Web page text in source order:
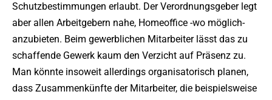
Schutzbestimmungen erlaubt. Der Verordnungsgeber legt
aber allen Arbeitgebern nahe, Homeoffice -wo möglich-
anzubieten. Beim gewerblichen Mitarbeiter lässt das zu
schaffende Gewerk kaum den Verzicht auf Präsenz zu.
Man könnte insoweit allerdings organisatorisch planen,
dass Zusammenkünfte der Mitarbeiter, die beispielsweise